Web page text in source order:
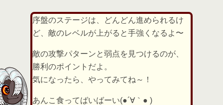
序盤のステージは、どんどん進められるけ
ど、敵のレベルが上がると手強くなるよ〜
敵の攻撃パターンと弱点を見つけるのが、
勝利のポイントだよ。
気になったら、やってみてね～！
あんこ食ってばいばーい(●´∀｀● )